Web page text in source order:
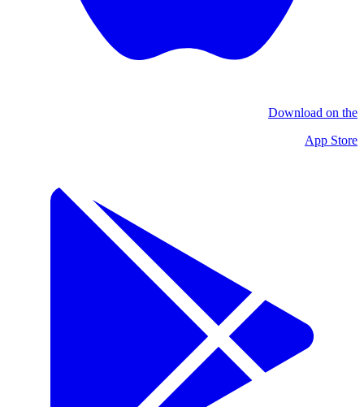
Download on the
App Store